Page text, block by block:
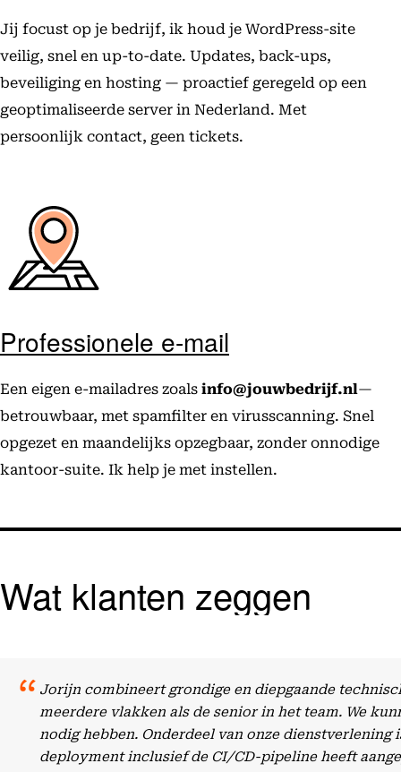
Jij focust op je bedrijf, ik houd je WordPress-site
veilig, snel en up-to-date. Updates, back-ups,
beveiliging en hosting — proactief geregeld op een
geoptimaliseerde server in Nederland. Met
persoonlijk contact, geen tickets.
Professionele e-mail
Een eigen e-mailadres zoals info@jouwbedrijf.nl—
betrouwbaar, met spamfilter en virusscanning. Snel
opgezet en maandelijks opzegbaar, zonder onnodige
kantoor-suite. Ik help je met instellen.
Wat klanten zeggen
Jorijn combineert grondige en diepgaande
meerdere vlakken als de senior in het team. We
nodig hebben. Onderdeel van onze
deployment inclusief de CI/CD-pipeline heeft